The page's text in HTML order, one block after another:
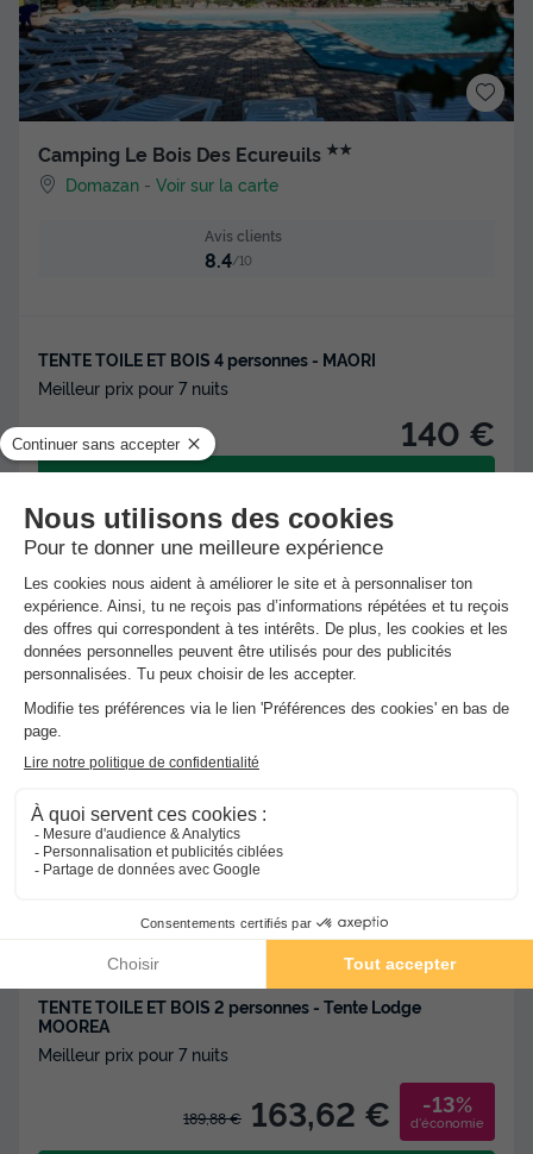
Camping Le Bois Des Ecureuils ★★
Domazan -Voir sur la carte
Avis clients
8.4/10
TENTE TOILE ET BOIS 4 personnes - MAORI
Meilleur prix pour 7 nuits
140 €
Voir l'hébergement
Camping Le Pont★★★
Avis clients
9.2/10
Piscine extérieure chauffée
TENTE TOILE ET BOIS 2 personnes - Tente Lodge
MOOREA
Meilleur prix pour 7 nuits
189,88 € 163,62 € -13%
d'économie